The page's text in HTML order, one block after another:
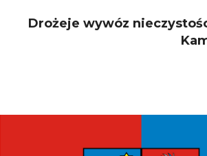
Drożeje wywóz